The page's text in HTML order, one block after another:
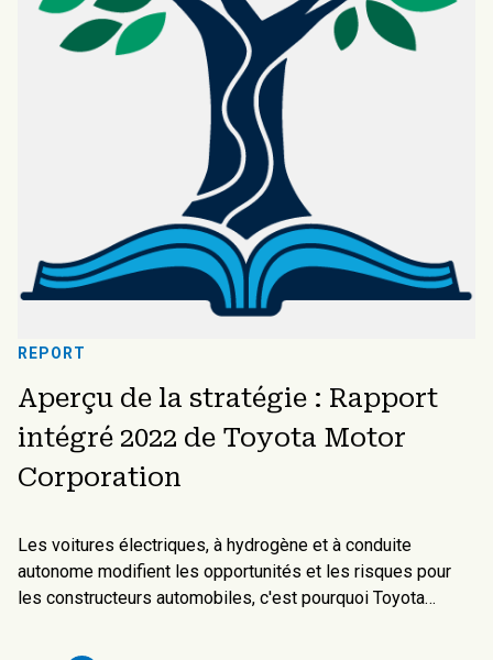
REPORT
Aperçu de la stratégie : Rapport
intégré 2022 de Toyota Motor
Corporation
Les voitures électriques, à hydrogène et à conduite
autonome modifient les opportunités et les risques pour
les constructeurs automobiles, c'est pourquoi Toyota
entreprise de mobilité. Selon le PDG dans le message du